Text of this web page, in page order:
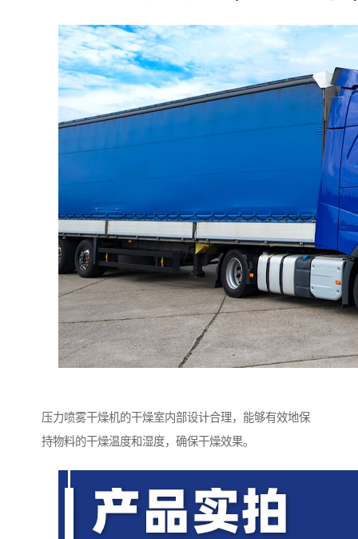
压力喷雾干燥机的干燥室内部设计合理，能够有效地保
持物料的干燥温度和湿度，确保干燥效果。